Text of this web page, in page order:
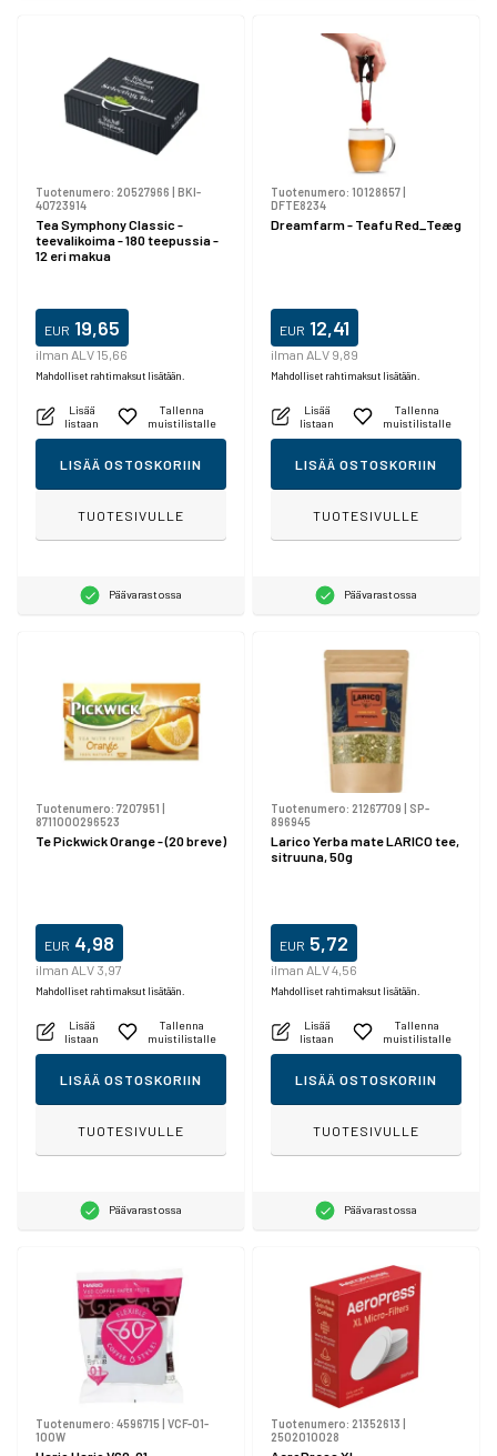
Tuotenumero: 20527966 | BKI-
40723914
Tea Symphony Classic -
teevalikoima - 180 teepussia -
12 eri makua
EUR 19,65
ilman ALV 15,66
Mahdolliset rahtimaksut lisätään.
Lisää
listaan
Tallenna
muistilistalle
LISÄÄ OSTOSKORIIN
TUOTESIVULLE
Päävarastossa
Tuotenumero: 10128657|
DFTE8234
Dreamfarm - Teafu Red_Teæg
EUR 12,41
ilman ALV 9,89
Mahdolliset rahtimaksut lisätään.
Lisää
listaan
Tallenna
muistilistalle
LISÄÄ OSTOSKORIIN
TUOTESIVULLE
Päävarastossa
Tuotenumero: 7207951 |
8711000296523
Te Pickwick Orange - (20 breve)
EUR 4,98
ilman ALV 3,97
Mahdolliset rahtimaksut lisätään.
Lisää
listaan
Tallenna
muistilistalle
LISÄÄ OSTOSKORIIN
TUOTESIVULLE
Päävarastossa
Tuotenumero: 21267709 | SP-
896945
Larico Yerba mate LARICO tee,
sitruuna, 50g
EUR 5,72
ilman ALV 4,56
Mahdolliset rahtimaksut lisätään.
Lisää
listaan
Tallenna
muistilistalle
LISÄÄ OSTOSKORIIN
TUOTESIVULLE
Päävarastossa
Tuotenumero: 4596715 VCF-01-
100W
Tuotenumero: 21352613
2502010028